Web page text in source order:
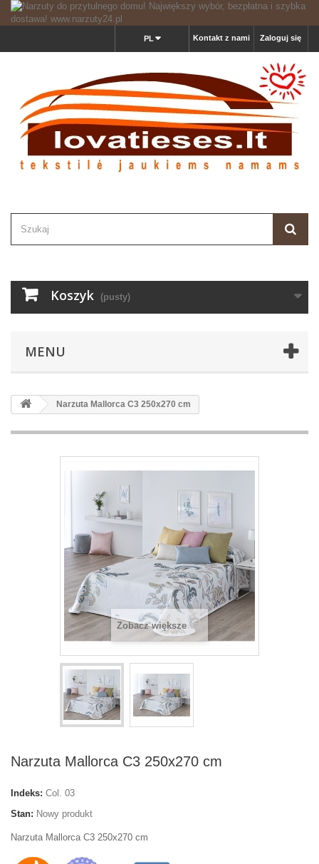
Zaloguj się
Kontakt z nami
PL
Koszyk (pusty)
MENU
Narzuta Mallorca C3 250x270 cm
Zobacz większe
Narzuta Mallorca C3 250x270 cm
Indeks: Col. 03
Stan: Nowy produkt
Narzuta Mallorca C3 250x270 cm